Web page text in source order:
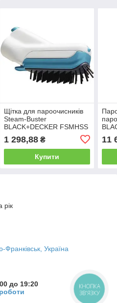
Щітка для пароочисників
Steam-Buster
BLACK+DECKER FSMHSS
1 298,88₴
Купити
11
рік
Франківськ, Україна
до 19:20
КНОПКА
ЗВ'ЯЗКУ